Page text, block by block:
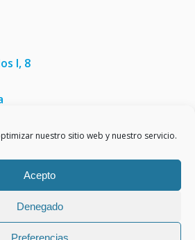
nuestro sitio web y nuestro servicio.
Acepto
Denegado
Preferencias
I, 8
148